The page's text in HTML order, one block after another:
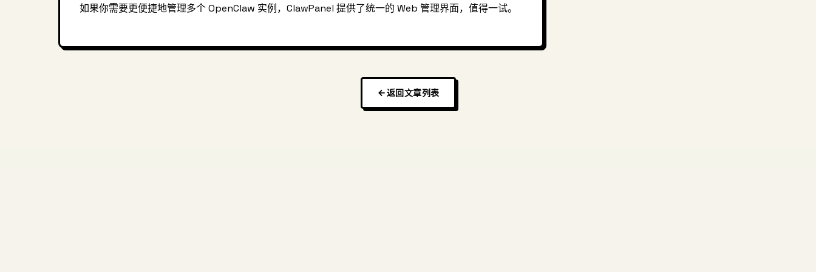
如果你需要更便捷地管理多个 OpenClaw 实例，ClawPanel 提供了统一的 Web 管理界面，值得一试。
返回文章列表